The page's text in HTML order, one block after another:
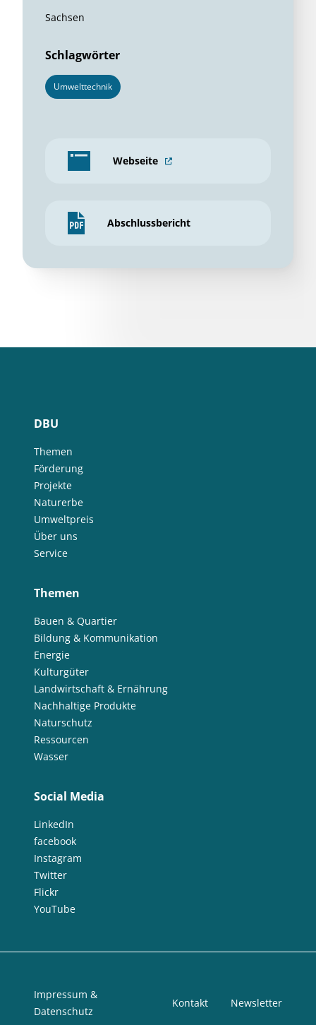
Sachsen
Schlagwörter
Umwelttechnik
Webseite
Abschlussbericht
DBU
Themen
Förderung
Projekte
Naturerbe
Umweltpreis
Über uns
Service
Themen
Bauen & Quartier
Bildung & Kommunikation
Energie
Kulturgüter
Landwirtschaft & Ernährung
Nachhaltige Produkte
Naturschutz
Ressourcen
Wasser
Social Media
LinkedIn
facebook
Instagram
Twitter
Flickr
YouTube
Impressum &
Datenschutz
Kontakt Newsletter